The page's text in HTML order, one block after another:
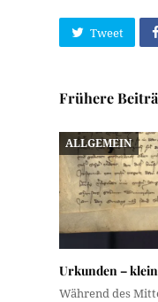
Tweet
Frühere
ALLGEMEIN
Urkunden –
Während des